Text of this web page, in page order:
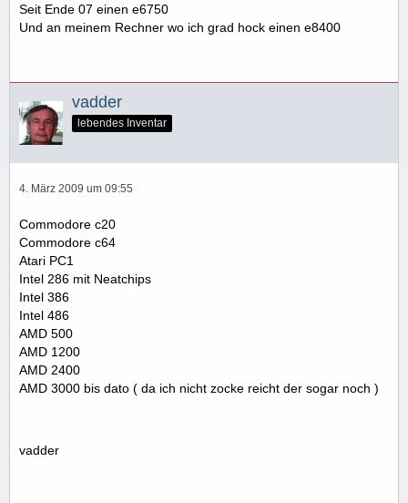
Seit Ende 07 einen e6750
Und an meinem Rechner wo ich grad hock einen e8400
vadder
lebendes Inventar
4. März 2009 um 09:55
Commodore c20
Commodore c64
Atari PC1
Intel 286 mit Neatchips
Intel 386
Intel 486
AMD 500
AMD 1200
AMD 2400
AMD 3000 bis dato ( da ich nicht zocke reicht der sogar noch )
vadder